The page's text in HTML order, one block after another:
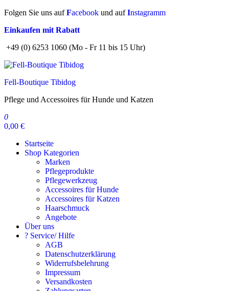
Zum
springen
Folgen Sie uns aufFacebook und aufInstagramm
Einkaufen mit Rabatt
+49 (0) 6253 1060 (Mo - Fr 11 bis 15 Uhr)
Fell-Boutique Tibidog
Pflege und Accessoires für Hunde und Katzen
0
0,00 €
Startseite
Shop Kategorien
Marken
Pflegeprodukte
Pflegewerkzeug
Accessoires für Hunde
Accessoires für Katzen
Haarschmuck
Angebote
Über uns
? Service/ Hilfe
AGB
Datenschutzerklärung
Widerrufsbelehrung
Impressum
Versandkosten